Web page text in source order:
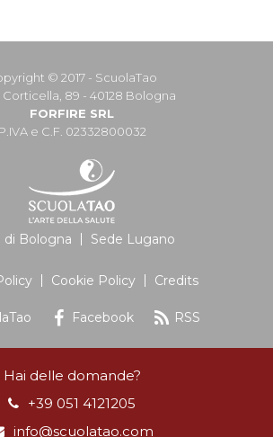
© 2017 - ScuolaTao
Corticella, 89 - 40128 Bologna
FORFIRE SRL
P.IVA e C.F. 02332800032
di Bologna Sede Lugano
Cookie Policy Credits
Facebook RSS
Hai delle domande?
+39 051 4121205
info@scuolatao.com